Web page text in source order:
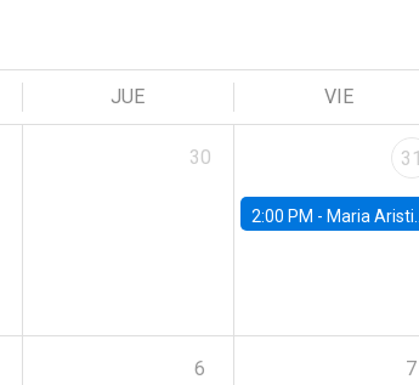
JUE VIE
30 31
2:00 PM - Maria Aristizabal-Ramirez, FED Board
6 7